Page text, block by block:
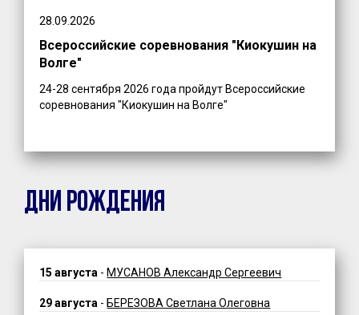
28.09.2026
Всероссийские соревнования "Киокушин на
Волге"
24-28 сентября 2026 года пройдут Всероссийские
соревнования "Киокушин на Волге"
ДНИ РОЖДЕНИЯ
15 августа - МУСАНОВ Александр Сергеевич
29 августа - БЕРЕЗОВА Светлана Олеговна